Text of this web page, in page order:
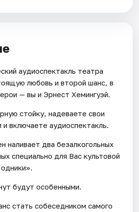
аудиоспектакль театра
любовь и второй шанс, в
— вы и Эрнест Хемингуэй.
стойку, надеваете свои
включаете аудиоспектакль.
наливает два безалкогольных
специально для Вас культовой
будут особенными.
стать собеседником самого